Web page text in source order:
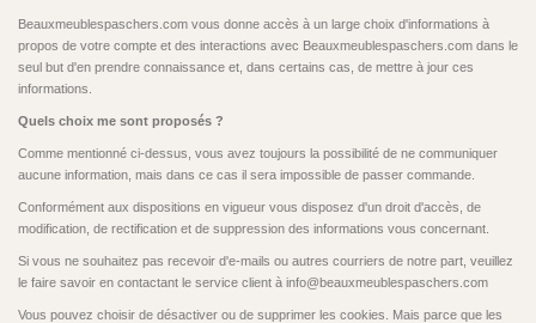
Beauxmeublespaschers.com vous donne accès à un large choix d'informations à
propos de votre compte et des interactions avec Beauxmeublespaschers.com dans le
seul but d'en prendre connaissance et, dans certains cas, de mettre à jour ces
informations.
Quels choix me sont proposés ?
Comme mentionné ci-dessus, vous avez toujours la possibilité de ne communiquer
aucune information, mais dans ce cas il sera impossible de passer commande.
Conformément aux dispositions en vigueur vous disposez d'un droit d'accès, de
modification, de rectification et de suppression des informations vous concernant.
Si vous ne souhaitez pas recevoir d'e-mails ou autres courriers de notre part, veuillez
le faire savoir en contactant le service client à info@beauxmeublespaschers.com
Vous pouvez choisir de désactiver ou de supprimer les cookies. Mais parce que les